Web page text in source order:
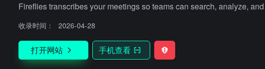
Fireflies transcribes your meetings so teams can search, analyze,
收录时间： 2026-04-28
打开网站 手机查看